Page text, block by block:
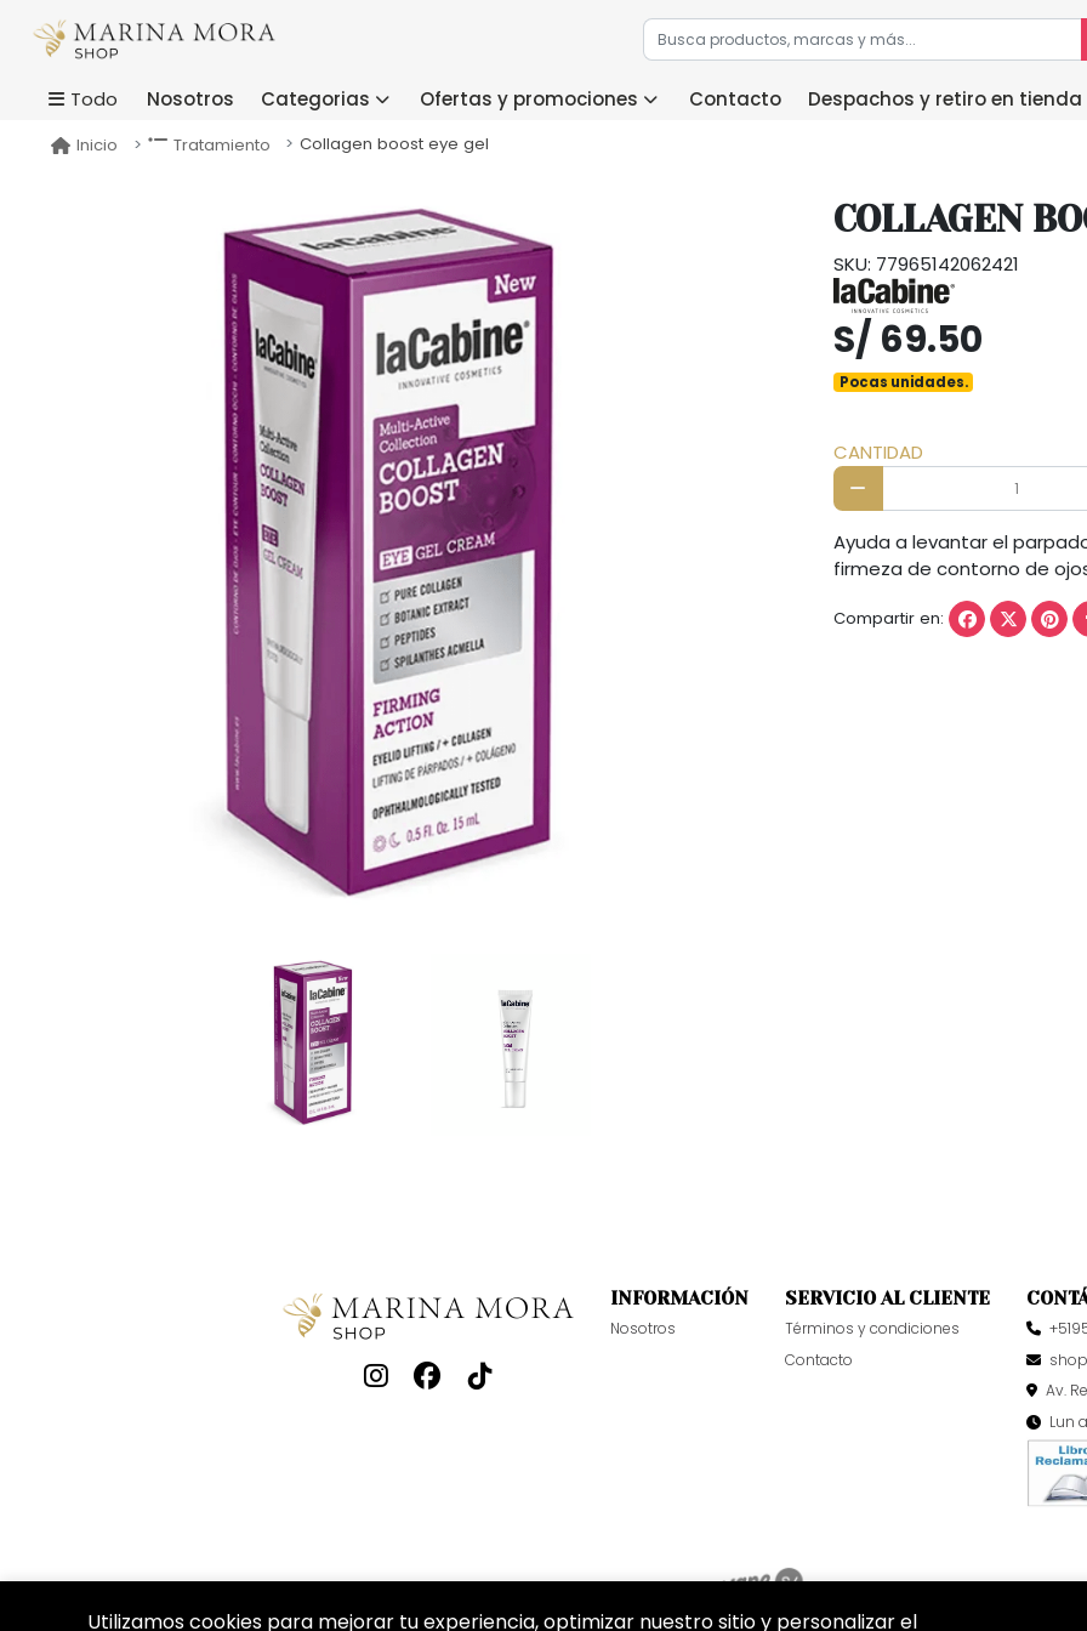
Todo Nosotros Categorias Ofertas y promociones Contacto Despachos y retiro en tienda
Inicio Tratamiento Collagen boost eye gel
COLLAGEN
SKU: 77965142062421
S/ 69.50
Pocas unidades.
CANTIDAD
Ayuda a levantar el
firmeza de contorno de
Compartir en:
INFORMACIÓN
Nosotros
SERVICIO AL CLIENTE
Términos y condiciones
Contacto
Av.
Lun
Utilizamos cookies para mejorar tu experiencia, optimizar nuestro sitio y personalizar el